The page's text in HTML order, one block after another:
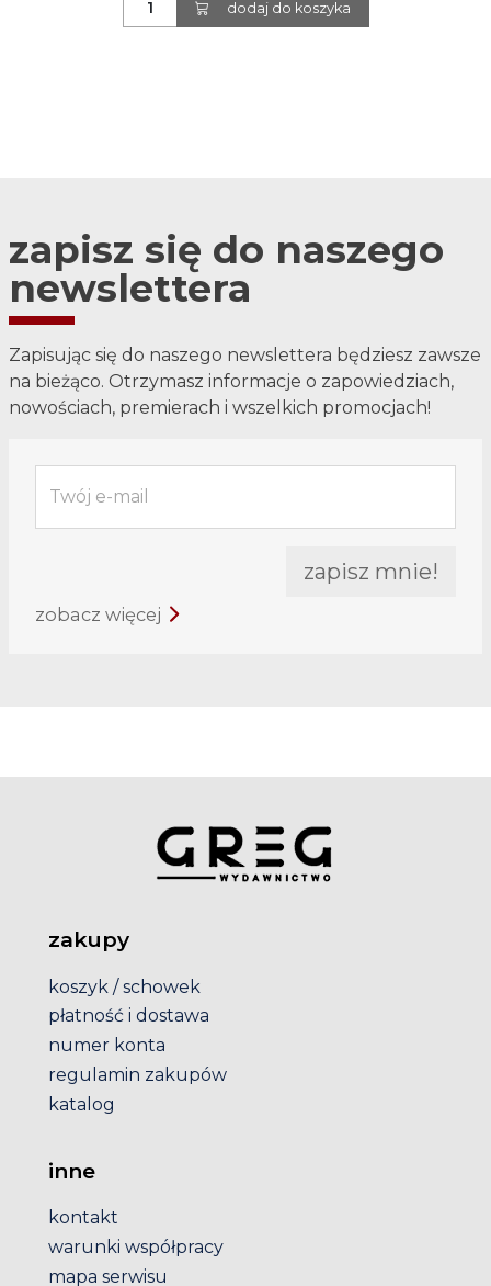
dodaj do koszyka
zapisz się do naszego
newslettera
Zapisując się do naszego newslettera będziesz zawsze
na bieżąco. Otrzymasz informacje o zapowiedziach,
nowościach, premierach i wszelkich promocjach!
Twój e-mail
zapisz mnie!
zobacz więcej
zakupy
koszyk / schowek
płatność i dostawa
numer konta
regulamin zakupów
katalog
inne
kontakt
warunki współpracy
mapa serwisu